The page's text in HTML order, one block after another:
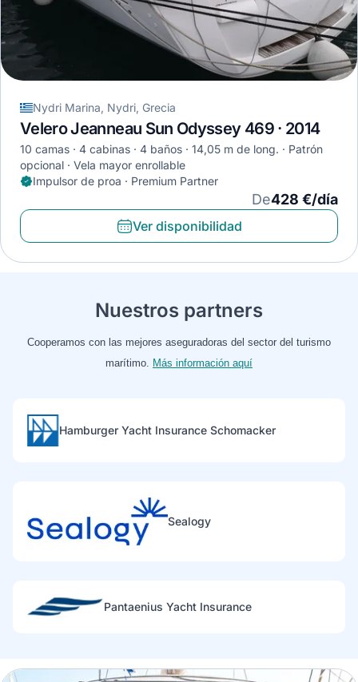
Nydri Marina, Nydri, Grecia
Velero Jeanneau Sun Odyssey 469 · 2014
10 camas 4 cabinas 4 baños 14,05 m de long.
Patrón
opcional
Vela mayor enrollable
Impulsor de proa · Premium Partner
De428 €/día
Ver disponibilidad
Nuestros partners
Cooperamos con las mejores aseguradoras del sector del turismo
marítimo. Más información aquí
Hamburger Yacht Insurance Schomacker
Sealogy
Pantaenius Yacht Insurance